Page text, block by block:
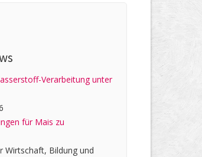
Verarbeitung unter
für Mais zu
Wirtschaft, Bildung und